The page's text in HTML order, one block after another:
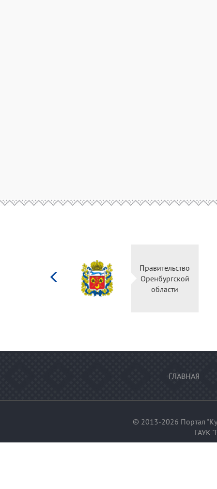
Правительство
Оренбургской
области
ГЛАВНАЯ
© 2013-2026 Портал
ГАУК